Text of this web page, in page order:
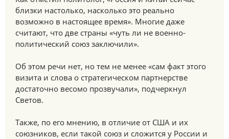
близки настолько, насколько это реально
возможно в настоящее время». Многие даже
считают, что две страны «чуть ли не военно-
политический союз заключили».
Об этом речи нет, но тем не менее «сам факт этого
визита и слова о стратегическом партнерстве
достаточно весомо прозвучали», подчеркнул
Светов.
Также, по его мнению, в отличие от США и их
союзников, если такой союз и сложится у России и